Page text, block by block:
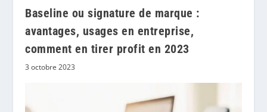
Baseline ou signature de marque :
avantages, usages en entreprise,
comment en tirer profit en 2023
3 octobre 2023